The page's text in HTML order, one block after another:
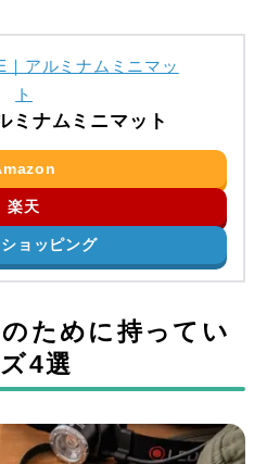
ミナムミニマット
楽天
ョッピング
ために持ってい
4選